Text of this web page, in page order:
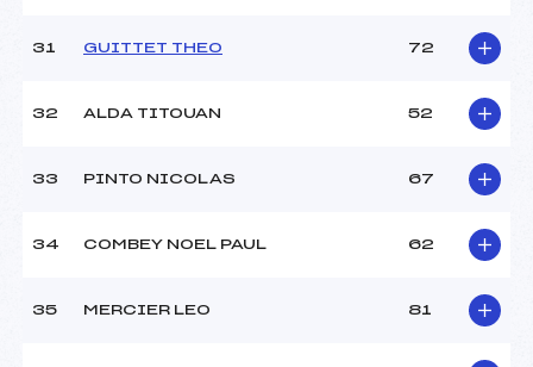
31 GUITTET THEO 72
32 ALDA TITOUAN 52
33 PINTO NICOLAS 67
34 COMBEY NOEL PAUL 62
35 MERCIER LEO 81